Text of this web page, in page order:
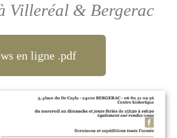
Villeréal & Bergerac
en ligne .pdf